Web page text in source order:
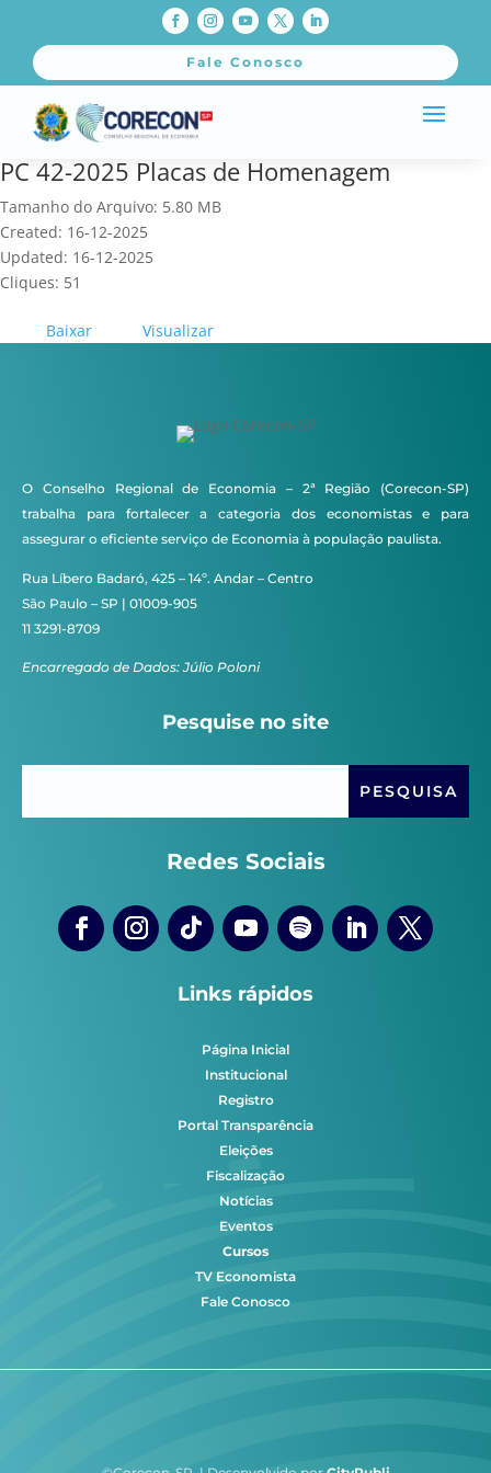
Fale Conosco
PC 42-2025 Placas de Homenagem
Tamanho do Arquivo: 5.80 MB
Created: 16-12-2025
Updated: 16-12-2025
Cliques: 51
Baixar Visualizar
O Conselho Regional de Economia – 2ª Região (Corecon-SP)
trabalha para fortalecer a categoria dos economistas e para
assegurar o eficiente serviço de Economia à população paulista.
Rua Líbero Badaró, 425 – 14º. Andar – Centro
São Paulo – SP | 01009-905
11 3291-8709
Encarregado de Dados: Júlio Poloni
Pesquise no site
Redes Sociais
Links rápidos
Página Inicial
Institucional
Registro
Portal Transparência
Eleições
Fiscalização
Notícias
Eventos
Cursos
TV Economista
Fale Conosco